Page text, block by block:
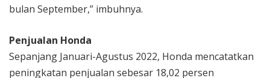
bulan September,” imbuhnya.
Penjualan Honda
Sepanjang Januari-Agustus 2022, Honda mencatatkan
peningkatan penjualan sebesar 18,02 persen